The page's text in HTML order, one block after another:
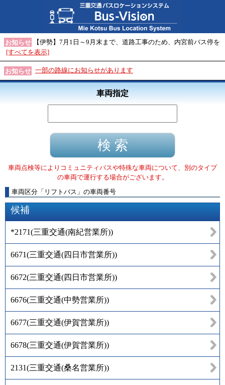
お知らせ
【伊勢】7月1日～9月末まで、道路工事のため、内宮前バス停を
[すべてを表示]
お知らせ 一部の路線にお知らせがあります
車両指定
車両点検等によりコミュニティバスや特殊な車両について、別のタイプ
の車両で運行する場合がございます。
車両区分 「 リフトバス 」 の車両番号
候補
*2171(三重交通(南紀営業所))
6671(三重交通(四日市営業所))
6672(三重交通(四日市営業所))
6676(三重交通(中勢営業所))
6677(三重交通(伊賀営業所))
6678(三重交通(伊賀営業所))
2131(三重交通(桑名営業所))